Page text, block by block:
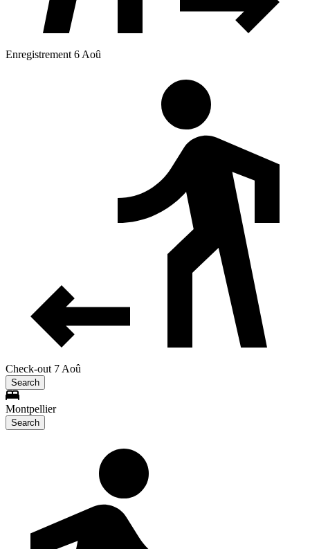
Enregistrement 6 Aoû
Check-out 7 Aoû
Search
Montpellier
Search